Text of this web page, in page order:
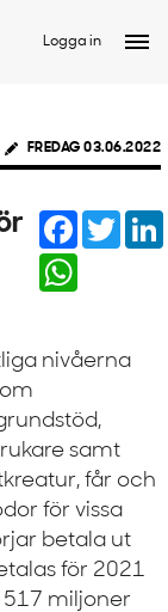
Logga in
FREDAG 03.06.2022
Facebook
WhatsApp
nivåerna
samt
får och
för vissa
betala ut
för 2021
miljoner